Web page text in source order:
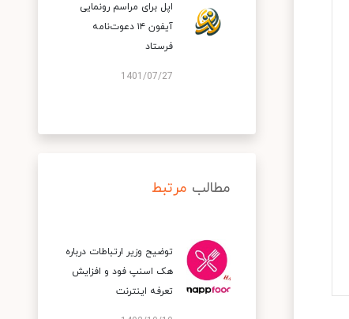
اپل برای مراسم رونمایی
آیفون ۱۴ دعوت‌نامه
فرستاد
1401/07/27
مطالب مرتبط
توضیح وزیر ارتباطات درباره
هک اسنپ‌ فود و افزایش
تعرفه اینترنت